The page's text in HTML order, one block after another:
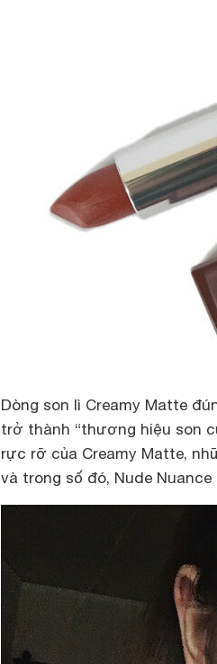
Dòng son lì Creamy Matte
trở thành “thương hiệu son
rực rỡ của Creamy Matte,
và trong số đó, Nude